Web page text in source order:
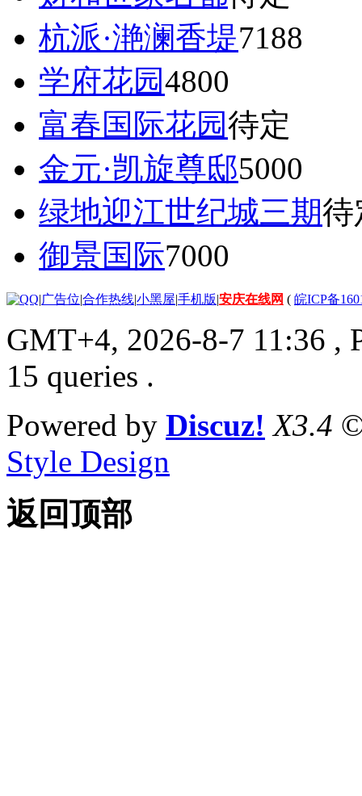
杭派·滟澜香堤7188
学府花园4800
富春国际花园待定
金元·凯旋尊邸5000
绿地迎江世纪城三期待
御景国际7000
|广告位|合作热线|小黑屋|手机版|安庆在线网 ( 皖ICP备
GMT+4, 2026-8-7 11:36 ,
15 queries .
Powered by Discuz! X3.4
Style Design
返回顶部